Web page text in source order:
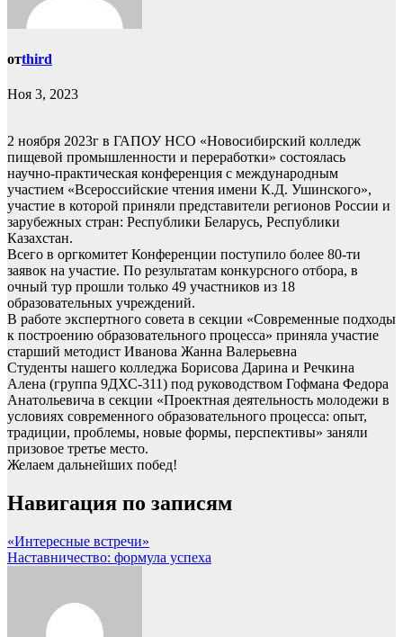
отthird
Ноя 3, 2023
2 ноября 2023г в ГАПОУ НСО «Новосибирский колледж
пищевой промышленности и переработки» состоялась
научно-практическая конференция с международным
участием «Всероссийские чтения имени К.Д. Ушинского»,
участие в которой приняли представители регионов России и
зарубежных стран: Республики Беларусь, Республики
Казахстан.
Всего в оргкомитет Конференции поступило более 80-ти
заявок на участие. По результатам конкурсного отбора, в
очный тур прошли только 49 участников из 18
образовательных учреждений.
В работе экспертного совета в секции «Современные подходы
к построению образовательного процесса» приняла участие
старший методист Иванова Жанна Валерьевна
Студенты нашего колледжа Борисова Дарина и Речкина
Алена (группа 9ДХС-311) под руководством Гофмана Федора
Анатольевича в секции «Проектная деятельность молодежи в
условиях современного образовательного процесса: опыт,
традиции, проблемы, новые формы, перспективы» заняли
призовое третье место.
Желаем дальнейших побед!
Навигация по записям
«Интересные встречи»
Наставничество: формула успеха